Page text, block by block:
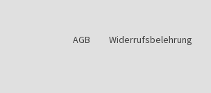
AGB Widerrufsbelehrung